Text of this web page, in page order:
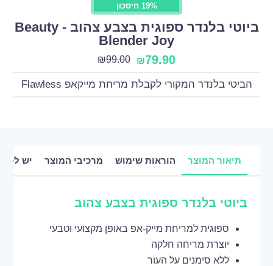
19% חיסכון
ביוטי בלנדר ספוגית בצבע צהוב - Beauty
Blender Joy
₪79.90
₪99.00
הביטי בלנדר המקורי לקבלת מריחת מייקאפ Flawless
תיאור המוצר הוראות שימוש מרכיבי המוצר יש
ביוטי בלנדר ספוגית בצבע צהוב
ספוגית למריחת מייק-אפ באופן מקצועי וטבעי
יוצרת מריחה חלקה
ללא סימנים על העור